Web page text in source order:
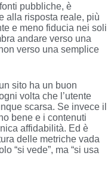
pubbliche, è
alla risposta reale, più
e meno fiducia nei soli
andare verso una
verso una semplice
sito ha un buon
volta che l’utente
scarsa. Se invece il
bene e i contenuti
affidabilità. Ed è
delle metriche vada
“si vede”, ma “si usa